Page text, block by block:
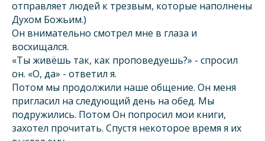
отправляет людей к трезвым, которые наполнены
Духом Божьим.)
Он внимательно смотрел мне в глаза и
восхищался.
«Ты живёшь так, как проповедуешь?» - спросил
он. «О, да» - ответил я.
Потом мы продолжили наше общение. Он меня
пригласил на следующий день на обед. Мы
подружились. Потом Он попросил мои книги,
захотел прочитать. Спустя некоторое время я их